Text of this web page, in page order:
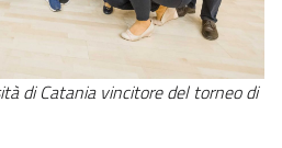
di Catania vincitore del torneo di